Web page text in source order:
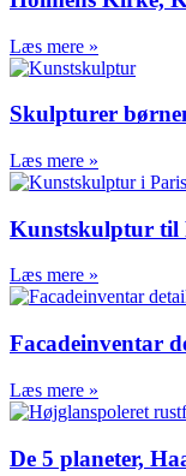
Læs mere »
Skulpturer
Læs mere »
Kunstskulptur til
Læs mere »
Facadeinventar
Læs mere »
De 5 planeter,